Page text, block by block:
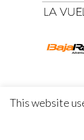
This website